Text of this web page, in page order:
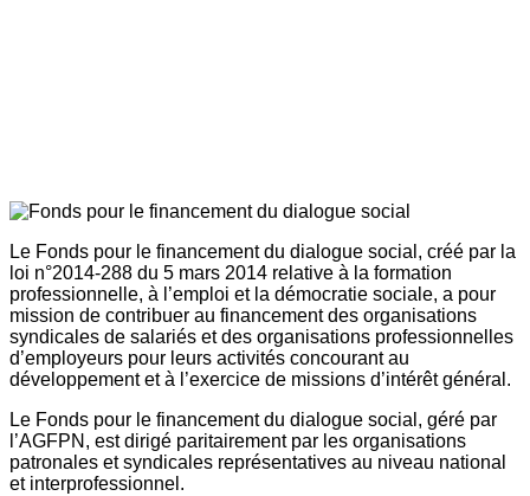
Le Fonds pour le financement du dialogue social, créé par la
loi n°2014-288 du 5 mars 2014 relative à la formation
professionnelle, à l’emploi et la démocratie sociale, a pour
mission de contribuer au financement des organisations
syndicales de salariés et des organisations professionnelles
d’employeurs pour leurs activités concourant au
développement et à l’exercice de missions d’intérêt général.
Le Fonds pour le financement du dialogue social, géré par
l’AGFPN, est dirigé paritairement par les organisations
patronales et syndicales représentatives au niveau national
et interprofessionnel.